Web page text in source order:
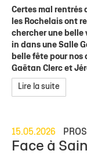
Certes mal rentrés
les Rochelais ont
chercher une
in dans une Salle
belle fête pour nos
Gaëtan Clerc et
Lire la suite
15.05.2026 PROS
Face à